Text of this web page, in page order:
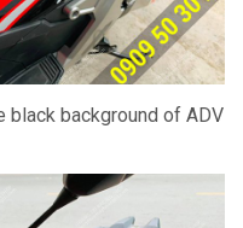
black background of ADV